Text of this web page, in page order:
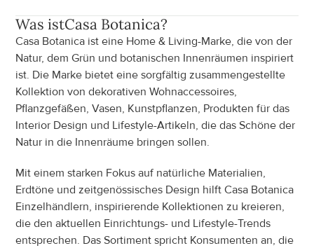
Was istCasa Botanica?
Casa Botanica ist eine Home & Living-Marke, die von der
Natur, dem Grün und botanischen Innenräumen inspiriert
ist. Die Marke bietet eine sorgfältig zusammengestellte
Kollektion von dekorativen Wohnaccessoires,
Pflanzgefäßen, Vasen, Kunstpflanzen, Produkten für das
Interior Design und Lifestyle-Artikeln, die das Schöne der
Natur in die Innenräume bringen sollen.
Mit einem starken Fokus auf natürliche Materialien,
Erdtöne und zeitgenössisches Design hilft Casa Botanica
Einzelhändlern, inspirierende Kollektionen zu kreieren,
die den aktuellen Einrichtungs- und Lifestyle-Trends
entsprechen. Das Sortiment spricht Konsumenten an, die